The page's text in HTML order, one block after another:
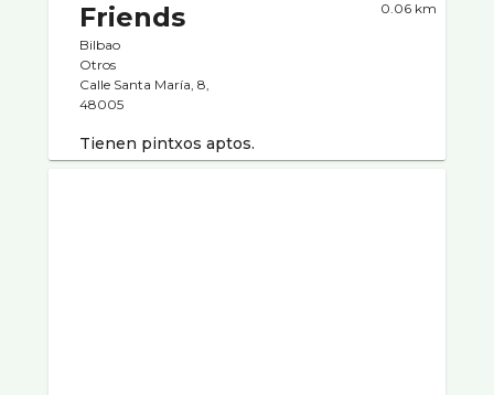
Friends
Bilbao
Otros
Calle Santa Marí­a, 8,
48005
0.06 km
Tienen pintxos aptos.